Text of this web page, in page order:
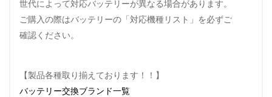
世代によって対応バッテリーが異なる場合があります。
ご購入の際はバッテリーの「対応機種リスト」を必ずご
確認ください。
【製品各種取り揃えております！！】
バッテリー交換ブランド一覧